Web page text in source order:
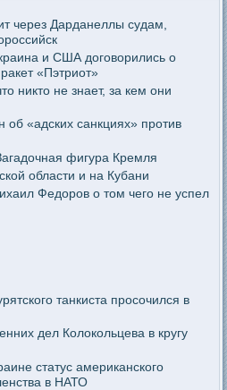
через Дарданеллы судам,
и США договорились о
«Пэтриот»
никто не знает, за кем они
«адских санкциях» против
фигура Кремля
области и на Кубани
Федоров о том чего не успел
танкиста просочился в
дел Колокольцева в кругу
статус американского
в НАТО